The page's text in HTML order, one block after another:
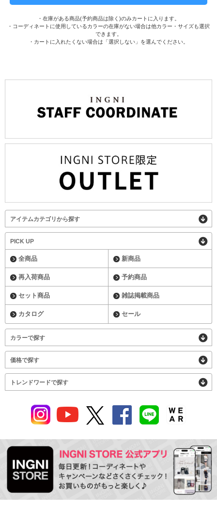
・在庫がある商品(予約商品は除く)のみカートに入ります。
・コーディネートに使用しているカラーの在庫がない場合は他カラー・サイズも選択
できます。
・カートに入れたくない場合は「選択しない」を選んでください。
アイテムカテゴリから探す
PICK UP
全商品 新商品
再入荷商品 予約商品
セット商品 雑誌掲載商品
カタログ セール
カラーで探す
価格で探す
トレンドワードで探す